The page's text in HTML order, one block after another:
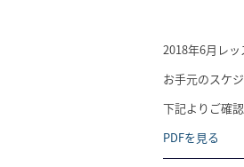
2018年6月レ
お手元のスケ
下記よりご確
PDFを見る